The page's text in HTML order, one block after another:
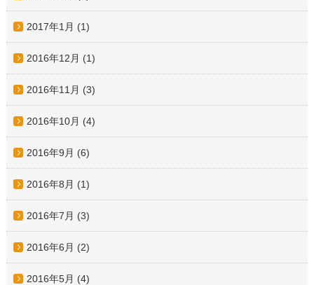
2017年1月 (1)
2016年12月 (1)
2016年11月 (3)
2016年10月 (4)
2016年9月 (6)
2016年8月 (1)
2016年7月 (3)
2016年6月 (2)
2016年5月 (4)